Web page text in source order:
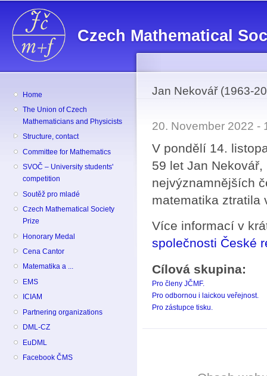
Czech Mathematical
Home
The Union of Czech
Mathematicians and Physicists
Structure, contact
Committee for Mathematics
SVOČ – University students'
competition
Soutěž pro mladé
Czech Mathematical Society
Prize
Honorary Medal
Cena Cantor
Matematika a ...
EMS
ICIAM
Partnering organizations
DML-CZ
EuDML
Facebook ČMS
Jan Nekovář (1963-
20. November 2022
V pondělí 14.
59 let Jan
nejvýznamnějších
matematika ztratila
Více informací v
společnosti České
Cílová skupina:
Pro členy JČMF.
Pro odbornou i laickou veřejnost.
Pro zástupce tisku.